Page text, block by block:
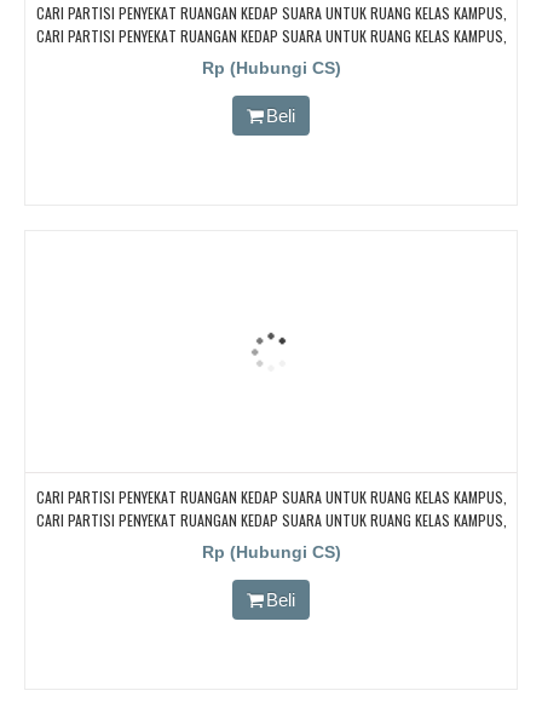
CARI PARTISI PENYEKAT RUANGAN KEDAP SUARA UNTUK RUANG KELAS KAMPUS,
CARI PARTISI PENYEKAT RUANGAN KEDAP SUARA UNTUK RUANG KELAS KAMPUS,
CARI PARTISI PENYEKAT RUANGAN KEDAP SUARA UNTUK RUANG KELAS KAMPUS,
CARI PARTISI PENYEKAT RUANGAN KEDAP SUARA UNTUK RUANG KELAS KAMPUS,
CARI PARTISI PENYEKAT RUANGAN KEDAP SUARA UNTUK RUANG KELAS KAMPUS
Rp (Hubungi CS)
Beli
CARI PARTISI PENYEKAT RUANGAN KEDAP SUARA UNTUK RUANG KELAS KAMPUS,
CARI PARTISI PENYEKAT RUANGAN KEDAP SUARA UNTUK RUANG KELAS KAMPUS,
CARI PARTISI PENYEKAT RUANGAN KEDAP SUARA UNTUK RUANG KELAS KAMPUS,
CARI PARTISI PENYEKAT RUANGAN KEDAP SUARA UNTUK RUANG KELAS KAMPUS,
CARI PARTISI PENYEKAT RUANGAN KEDAP SUARA UNTUK RUANG KELAS KAMPUS
Rp (Hubungi CS)
Beli